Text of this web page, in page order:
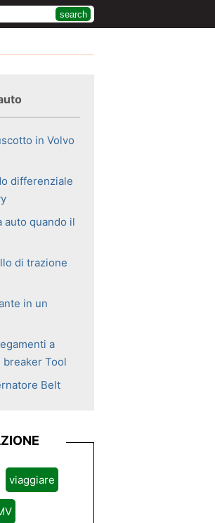
in Volvo
differenziale
auto quando il
di trazione
in un
a
breaker Tool
Belt
viaggiare